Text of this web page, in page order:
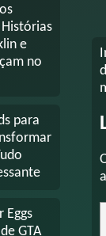
e
no
para
Eggs
GTA